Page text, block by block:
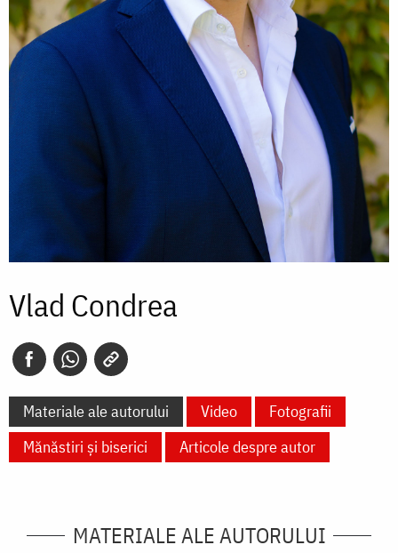
Vlad Condrea
Materiale ale autorului Video
Fotografii
Mănăstiri și biserici
Articole despre autor
MATERIALE ALE AUTORULUI